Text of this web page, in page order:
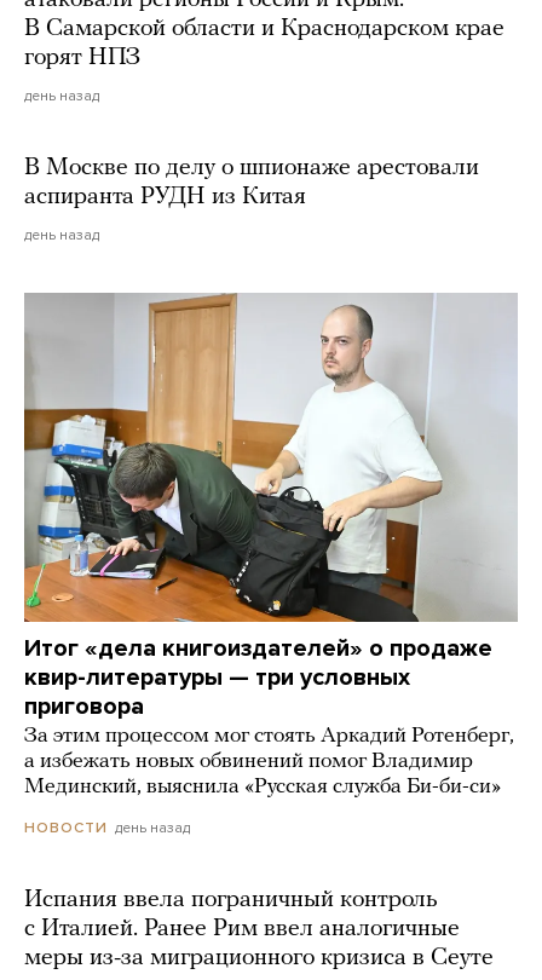
В Самарской области и Краснодарском крае
горят НПЗ
день назад
В Москве по делу о шпионаже арестовали
аспиранта РУДН из Китая
день назад
Итог «дела книгоиздателей» о продаже
квир-литературы — три условных
приговора
За этим процессом мог стоять Аркадий Ротенберг,
а избежать новых обвинений помог Владимир
Мединский, выяснила «Русская служба Би-би-си»
НОВОСТИ день назад
Испания ввела пограничный контроль
с Италией. Ранее Рим ввел аналогичные
меры из-за миграционного кризиса в Сеуте